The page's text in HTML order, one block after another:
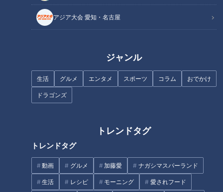
アジア大会 愛知・名古屋
ジャンル
生活 グルメ エンタメ スポーツ コラム おでかけ
ドラゴンズ
トレンドタグ
トレンドタグ
動画 グルメ 加藤愛 ナガシマスパーランド
生活 レシピ モーニング 愛されフード
街中で冷やかな声を浴びたことがあり、外出の時は、いつも不
安だといいます。
心の支えになってくれているという友人を取材しました。
魚鱗癬は皮膚が乾燥して、うろこ状になり、剥がれ落ちる病気
で、中でも道化師様魚鱗癬は症状が最も重く、国内では、30
闘う賀久くんを追った定期配信型ドキュメンタリーです。
ナレーション：CBCテレビアナウンサー 渡辺 美香